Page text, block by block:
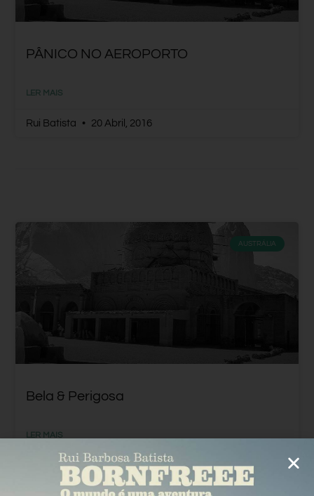
PÂNICO NO AEROPORTO
LER MAIS
Rui Batista 20 Abril, 2016
AUSTRÁLIA
Bela & Perigosa
LER MAIS
Rui Batista 8 Abril, 2016